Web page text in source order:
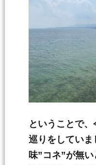
ということで
巡りをしてい
味”コネ”が無